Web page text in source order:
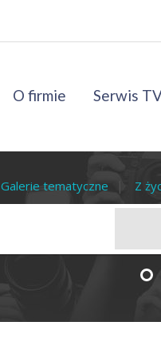
O firmie Serwis
Galerie tematyczne Z